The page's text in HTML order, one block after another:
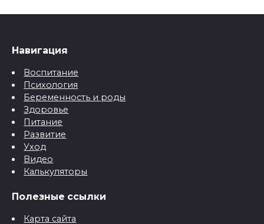
Навигация
Воспитание
Психология
Беременность и роды
Здоровье
Питание
Развитие
Уход
Видео
Калькуляторы
Полезные ссылки
Карта сайта